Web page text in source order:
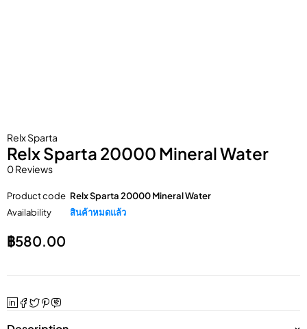
Relx Sparta
Relx Sparta 20000 Mineral Water
0 Reviews
Product code Relx Sparta 20000 Mineral Water
Availability
สินค้าหมดแล้ว
฿580.00